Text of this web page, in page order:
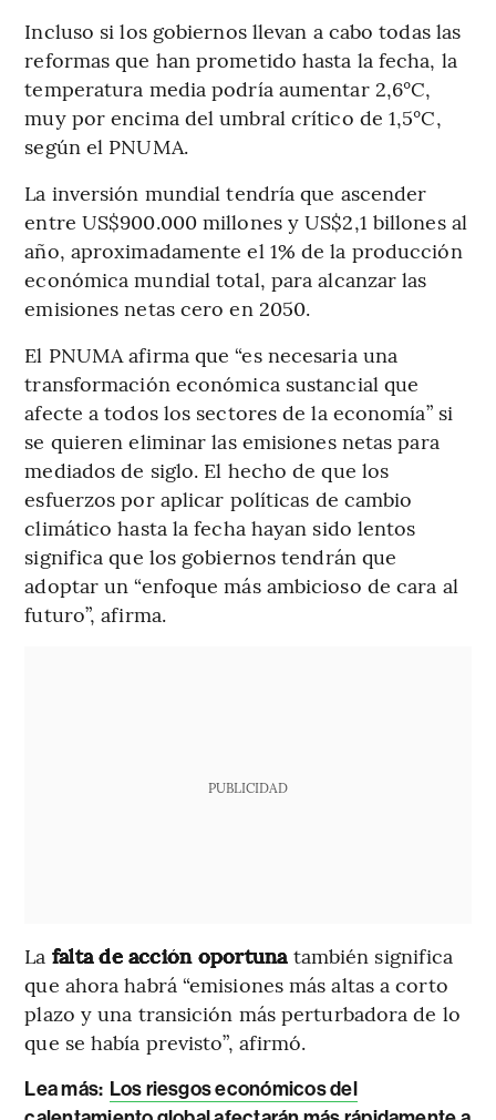
Incluso si los gobiernos llevan a cabo todas las
reformas que han prometido hasta la fecha, la
temperatura media podría aumentar 2,6°C,
muy por encima del umbral crítico de 1,5°C,
según el PNUMA.
La inversión mundial tendría que ascender
entre US$900.000 millones y US$2,1 billones al
año, aproximadamente el 1% de la producción
económica mundial total, para alcanzar las
emisiones netas cero en 2050.
El PNUMA afirma que “es necesaria una
transformación económica sustancial que
afecte a todos los sectores de la economía” si
se quieren eliminar las emisiones netas para
mediados de siglo. El hecho de que los
esfuerzos por aplicar políticas de cambio
climático hasta la fecha hayan sido lentos
significa que los gobiernos tendrán que
adoptar un “enfoque más ambicioso de cara al
futuro”, afirma.
PUBLICIDAD
La falta de acción oportunatambién significa
que ahora habrá “emisiones más altas a corto
plazo y una transición más perturbadora de lo
que se había previsto”, afirmó.
Lea más: Los riesgos económicos del